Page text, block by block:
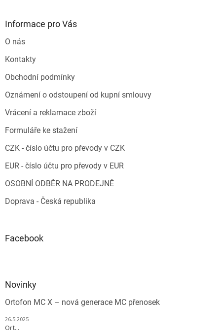
Informace pro Vás
O nás
Kontakty
Obchodní podmínky
Oznámení o odstoupení od kupní smlouvy
Vrácení a reklamace zboží
Formuláře ke stažení
CZK - číslo účtu pro převody v CZK
EUR - číslo účtu pro převody v EUR
OSOBNÍ ODBĚR NA PRODEJNĚ
Doprava - Česká republika
Facebook
Novinky
Ortofon MC X – nová generace MC přenosek
26.5.2025
Ort...